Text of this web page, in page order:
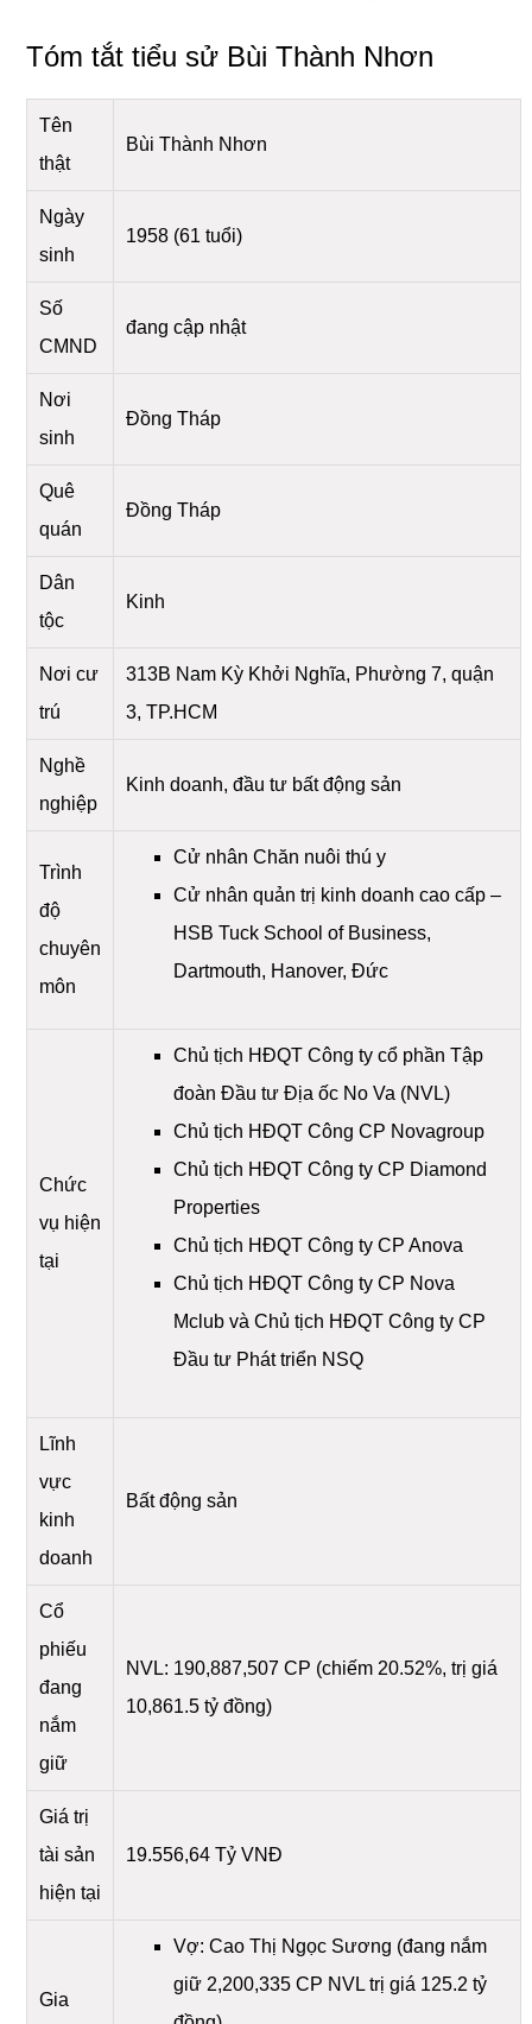
Tóm tắt tiểu sử Bùi Thành Nhơn
Tên
thật
Bùi Thành Nhơn
Ngày
sinh
1958 (61 tuổi)
Số
CMND
đang cập nhật
Nơi
sinh
Đồng Tháp
Quê
quán
Đồng Tháp
Dân
tộc
Kinh
Nơi cư
trú
313B Nam Kỳ Khởi Nghĩa, Phường 7, quận
3, TP.HCM
Nghề
nghiệp
Kinh doanh, đầu tư bất động sản
Trình
độ
chuyên
môn
Cử nhân Chăn nuôi thú y
Cử nhân quản trị kinh doanh cao cấp –
HSB Tuck School of Business,
Dartmouth, Hanover, Đức
Chức
vụ hiện
tại
Chủ tịch HĐQT Công ty cổ phần Tập
đoàn Đầu tư Địa ốc No Va (NVL)
Chủ tịch HĐQT Công CP Novagroup
Chủ tịch HĐQT Công ty CP Diamond
Properties
Chủ tịch HĐQT Công ty CP Anova
Chủ tịch HĐQT Công ty CP Nova
Mclub và Chủ tịch HĐQT Công ty CP
Đầu tư Phát triển NSQ
Lĩnh
vực
kinh
doanh
Bất động sản
Cổ
phiếu
đang
nắm
giữ
NVL: 190,887,507 CP (chiếm 20.52%, trị giá
10,861.5 tỷ đồng)
Giá trị
tài sản
hiện tại
19.556,64 Tỷ VNĐ
Gia
Vợ: Cao Thị Ngọc Sương (đang nắm
giữ 2,200,335 CP NVL trị giá 125.2 tỷ